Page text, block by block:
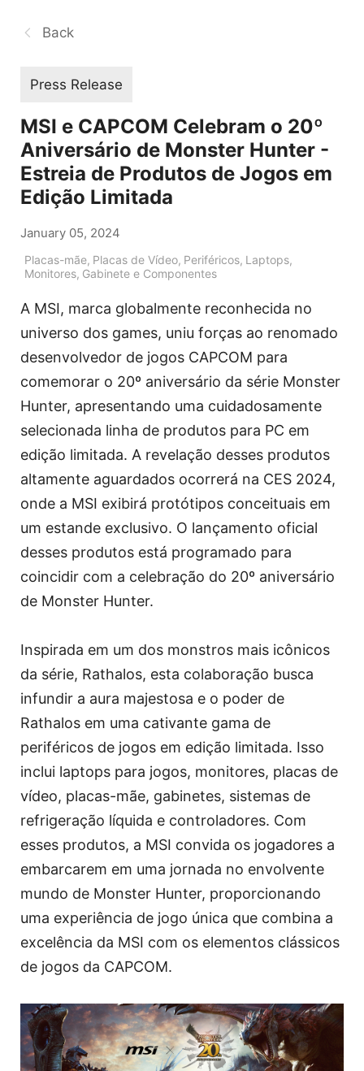
Back
Press Release
MSI e CAPCOM Celebram o 20º
Aniversário de Monster Hunter -
Estreia de Produtos de Jogos em
Edição Limitada
January 05, 2024
Placas-mãe, Placas de Vídeo, Periféricos, Laptops,
Monitores, Gabinete e Componentes
A MSI, marca globalmente reconhecida no
universo dos games, uniu forças ao renomado
desenvolvedor de jogos CAPCOM para
comemorar o 20º aniversário da série Monster
Hunter, apresentando uma cuidadosamente
selecionada linha de produtos para PC em
edição limitada. A revelação desses produtos
altamente aguardados ocorrerá na CES 2024,
onde a MSI exibirá protótipos conceituais em
um estande exclusivo. O lançamento oficial
desses produtos está programado para
coincidir com a celebração do 20º aniversário
de Monster Hunter.
Inspirada em um dos monstros mais icônicos
da série, Rathalos, esta colaboração busca
infundir a aura majestosa e o poder de
Rathalos em uma cativante gama de
periféricos de jogos em edição limitada. Isso
inclui laptops para jogos, monitores, placas de
vídeo, placas-mãe, gabinetes, sistemas de
refrigeração líquida e controladores. Com
esses produtos, a MSI convida os jogadores a
embarcarem em uma jornada no envolvente
mundo de Monster Hunter, proporcionando
uma experiência de jogo única que combina a
excelência da MSI com os elementos clássicos
de jogos da CAPCOM.